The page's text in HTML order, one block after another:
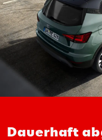
Aktionen
Dauerhaft